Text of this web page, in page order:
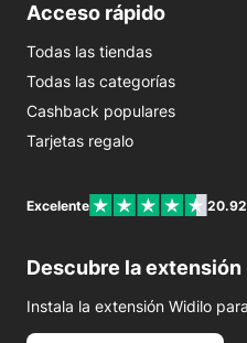
Acceso rápido
Todas las tiendas
Todas las categorías
Cashback populares
Tarjetas regalo
Excelente
Descubre la extensión
Instala la extensión Widilo